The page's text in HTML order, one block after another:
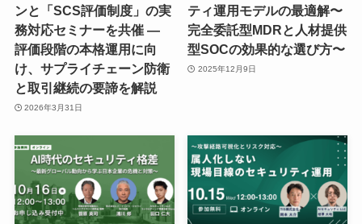
ンと「SCS評価制度」の実
務対応セミナーを共催 ―
評価段階の本格運用に向
け、サプライチェーン防衛
と取引継続の要諦を解説
2026年3月31日
ティ運用モデルの最適解〜
完全委託型MDRと人材提供
型SOCの効果的な選び方〜
2025年12月9日